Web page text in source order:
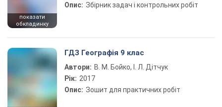
показати
обкладинку
Опис: Збірник задач і контрольних робіт
ГДЗ Географія 9 клас
Автори: В. М. Бойко, І. Л. Дітчук
Рік: 2017
Опис: Зошит для практичних робіт